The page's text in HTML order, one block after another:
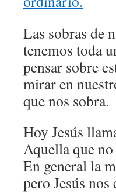
Las sobras de
tenemos toda
pensar sobre
mirar en
que nos sobra.
Hoy Jesús
Aquella que
En general la
pero Jesús